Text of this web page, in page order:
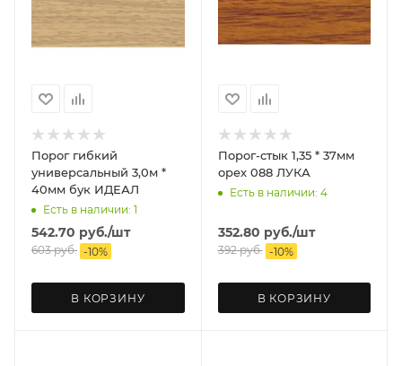
Порог гибкий
универсальный 3,0м *
40мм бук ИДЕАЛ
Есть в наличии: 1
542.70 руб./шт
603руб. -10%
В КОРЗИНУ
Порог-стык 1,35 * 37мм
орех 088 ЛУКА
Есть в наличии: 4
352.80 руб./шт
392руб. -10%
В КОРЗИНУ